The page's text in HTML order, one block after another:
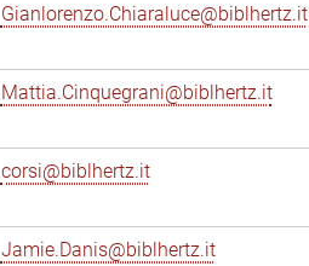
Gianlorenzo.Chiaraluce@biblhertz.it
Mattia.Cinquegrani@biblhertz.it
corsi@biblhertz.it
Jamie.Danis@biblhertz.it